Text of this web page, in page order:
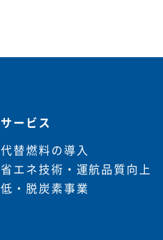
サービス
代替燃料の導入
省エネ技術・運航品質向上
低・脱炭素事業